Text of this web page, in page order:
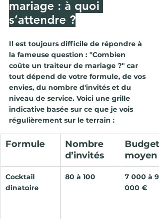
mariage : à quoi
s’attendre ?
Il est toujours difficile de répondre à
la fameuse question : "Combien
coûte un traiteur de mariage ?" car
tout dépend de votre formule, de vos
envies, du nombre d'invités et du
niveau de service. Voici une grille
indicative basée sur ce que je vois
régulièrement sur le terrain :
Formule
Nombre
d’invités
Budget
moyen
Cocktail
dinatoire
80 à 100
7 000 à 9
000 €